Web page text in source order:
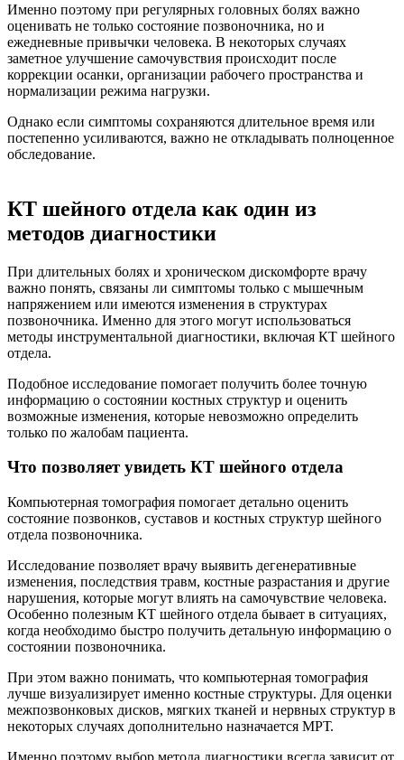
Именно поэтому при регулярных головных болях важно
оценивать не только состояние позвоночника, но и
ежедневные привычки человека. В некоторых случаях
заметное улучшение самочувствия происходит после
коррекции осанки, организации рабочего пространства и
нормализации режима нагрузки.
Однако если симптомы сохраняются длительное время или
постепенно усиливаются, важно не откладывать полноценное
обследование.
КТ шейного отдела как один из
методов диагностики
При длительных болях и хроническом дискомфорте врачу
важно понять, связаны ли симптомы только с мышечным
напряжением или имеются изменения в структурах
позвоночника. Именно для этого могут использоваться
методы инструментальной диагностики, включая КТ шейного
отдела.
Подобное исследование помогает получить более точную
информацию о состоянии костных структур и оценить
возможные изменения, которые невозможно определить
только по жалобам пациента.
Что позволяет увидеть КТ шейного отдела
Компьютерная томография помогает детально оценить
состояние позвонков, суставов и костных структур шейного
отдела позвоночника.
Исследование позволяет врачу выявить дегенеративные
изменения, последствия травм, костные разрастания и другие
нарушения, которые могут влиять на самочувствие человека.
Особенно полезным КТ шейного отдела бывает в ситуациях,
когда необходимо быстро получить детальную информацию о
состоянии позвоночника.
При этом важно понимать, что компьютерная томография
лучше визуализирует именно костные структуры. Для оценки
межпозвонковых дисков, мягких тканей и нервных структур в
некоторых случаях дополнительно назначается МРТ.